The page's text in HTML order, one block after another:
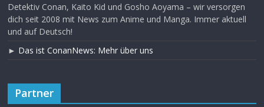
Detektiv Conan, Kaito Kid und Gosho Aoyama – wir versorgen
dich seit 2008 mit News zum Anime und Manga. Immer aktuell
und auf Deutsch!
► Das ist ConanNews: Mehr über uns
Partner